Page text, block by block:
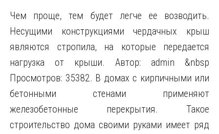
Чем проще, тем будет легче ее возводить.
Несущими конструкциями чердачных крыш
являются стропила, на которые передается
нагрузка от крыши. Автор: admin &nbsp
Просмотров: 35382. В домах с кирпичными или
бетонными стенами применяют
железобетонные перекрытия. Такое
строительство дома своими руками имеет ряд